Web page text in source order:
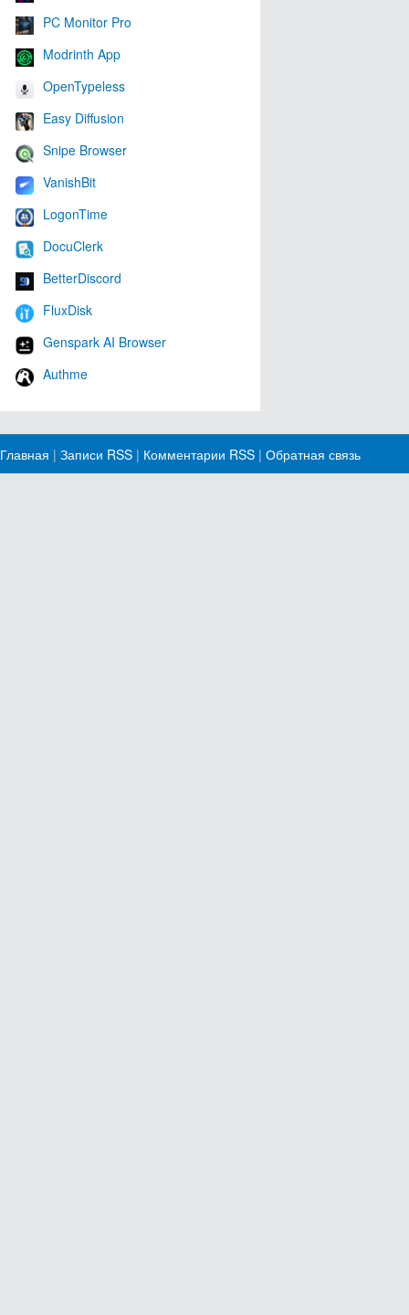
PC Monitor Pro
Modrinth App
OpenTypeless
Easy Diffusion
Snipe Browser
VanishBit
LogonTime
DocuClerk
BetterDiscord
FluxDisk
Genspark AI Browser
Authme
Главная | Записи RSS | Комментарии RSS | Обратная связь